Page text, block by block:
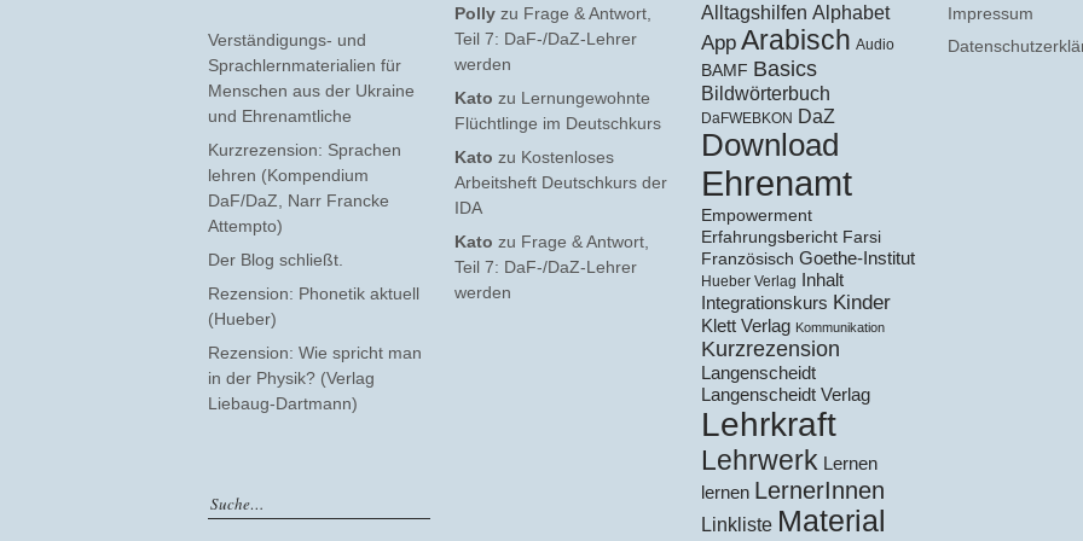
Verständigungs- und
Sprachlernmaterialien für
Menschen aus der Ukraine
und Ehrenamtliche
Kurzrezension: Sprachen
lehren (Kompendium
DaF/DaZ, Narr Francke
Attempto)
Der Blog schließt.
Rezension: Phonetik aktuell
(Hueber)
Rezension: Wie spricht man
in der Physik? (Verlag
Liebaug-Dartmann)
Polly zu Frage & Antwort,
Teil 7: DaF-/DaZ-Lehrer
werden
Kato zu Lernungewohnte
Flüchtlinge im Deutschkurs
Kato zu Kostenloses
Arbeitsheft Deutschkurs der
IDA
Kato zu Frage & Antwort,
Teil 7: DaF-/DaZ-Lehrer
werden
Alltagshilfen Alphabet
App Arabisch Audio
BAMF Basics
Bildwörterbuch
DaFWEBKON DaZ
Download
Ehrenamt
Empowerment
Erfahrungsbericht Farsi
Französisch Goethe-Institut
Hueber Verlag
Inhalt
Integrationskurs Kinder
Klett Verlag Kommunikation
Kurzrezension
Langenscheidt
Langenscheidt Verlag
Lehrkraft
Lehrwerk Lernen
lernen LernerInnen
Linkliste Material
Impressum